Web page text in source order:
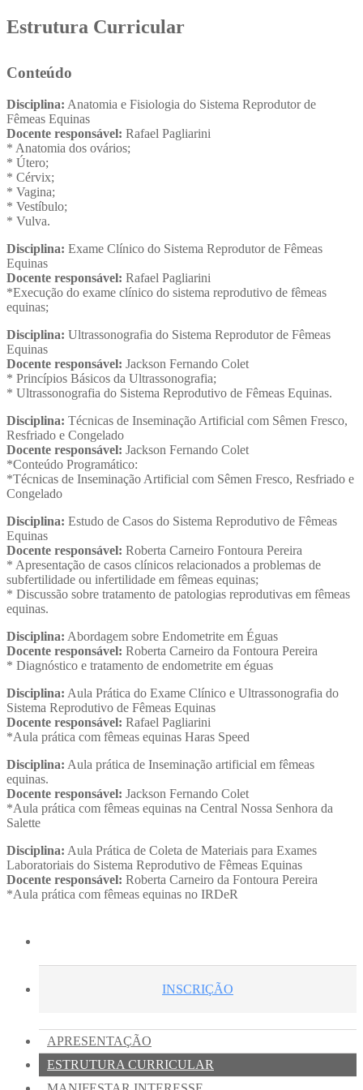
Estrutura Curricular
Conteúdo
Disciplina: Anatomia e Fisiologia do Sistema Reprodutor de
Fêmeas Equinas
Docente responsável: Rafael Pagliarini
* Anatomia dos ovários;
* Útero;
* Cérvix;
* Vagina;
* Vestíbulo;
* Vulva.
Disciplina: Exame Clínico do Sistema Reprodutor de Fêmeas
Equinas
Docente responsável: Rafael Pagliarini
*Execução do exame clínico do sistema reprodutivo de fêmeas
equinas;
Disciplina: Ultrassonografia do Sistema Reprodutor de Fêmeas
Equinas
Docente responsável: Jackson Fernando Colet
* Princípios Básicos da Ultrassonografia;
* Ultrassonografia do Sistema Reprodutivo de Fêmeas Equinas.
Disciplina: Técnicas de Inseminação Artificial com Sêmen Fresco,
Resfriado e Congelado
Docente responsável: Jackson Fernando Colet
*Conteúdo Programático:
*Técnicas de Inseminação Artificial com Sêmen Fresco, Resfriado e
Congelado
Disciplina: Estudo de Casos do Sistema Reprodutivo de Fêmeas
Equinas
Docente responsável: Roberta Carneiro Fontoura Pereira
* Apresentação de casos clínicos relacionados a problemas de
subfertilidade ou infertilidade em fêmeas equinas;
* Discussão sobre tratamento de patologias reprodutivas em fêmeas
equinas.
Disciplina: Abordagem sobre Endometrite em Éguas
Docente responsável: Roberta Carneiro da Fontoura Pereira
* Diagnóstico e tratamento de endometrite em éguas
Disciplina: Aula Prática do Exame Clínico e Ultrassonografia do
Sistema Reprodutivo de Fêmeas Equinas
Docente responsável: Rafael Pagliarini
*Aula prática com fêmeas equinas Haras Speed
Disciplina: Aula prática de Inseminação artificial em fêmeas
equinas.
Docente responsável: Jackson Fernando Colet
*Aula prática com fêmeas equinas na Central Nossa Senhora da
Salette
Disciplina: Aula Prática de Coleta de Materiais para Exames
Laboratoriais do Sistema Reprodutivo de Fêmeas Equinas
Docente responsável: Roberta Carneiro da Fontoura Pereira
*Aula prática com fêmeas equinas no IRDeR
INSCRIÇÃO
APRESENTAÇÃO
ESTRUTURA CURRICULAR